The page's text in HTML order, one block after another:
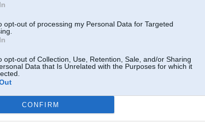
opt-out of processing my Personal Data for Targeted
opt-out of Collection, Use, Retention, Sale, and/or Sharing
Data that Is Unrelated with the Purposes for which it
CONFIRM
2008, 00:22
30. Dec 2008, 01:12
22:48
Jan 2009, 18:59